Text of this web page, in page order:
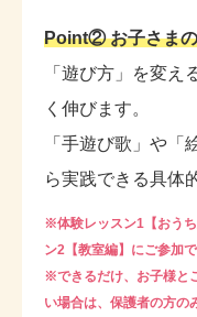
Point② お子さま
「遊び方」を変え
く伸びます。
「手遊び歌」や
ら実践できる具体
※体験レッスン1【おう
ン2【教室編】にご参加で
※できるだけ、お子様と
い場合は、保護者の方の